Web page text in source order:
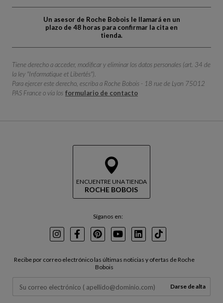
Un asesor de Roche Bobois le llamará en un
plazo de 48 horas para confirmar la cita en
tienda.
Tiene derecho a acceder, modificar y eliminar los datos personales (art. 34 de
la ley "Informatique et Libertés").
Para ejercer este derecho, escriba a Roche Bobois - 18 rue de Lyon 75012
PAS France o vía los formulario de contacto
ENCUENTRE UNA TIENDA
ROCHE BOBOIS
Síganos en:
InstagramFacebookPinterest
YoutubeLinkedInTikTok
Recibe por correo electrónico las últimas noticias y ofertas de Roche
Bobois
Darse de alta